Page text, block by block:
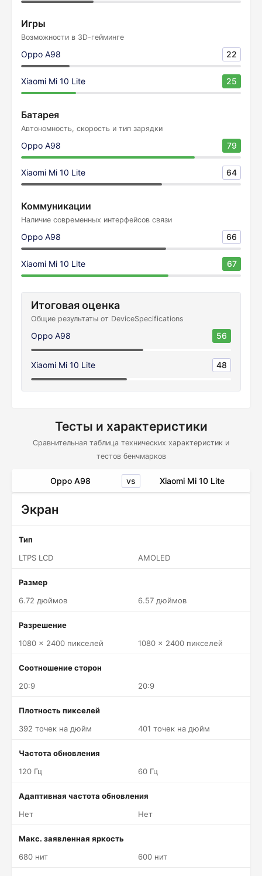
Игры
Возможности в 3D-гейминге
Oppo A98 22
Xiaomi Mi 10 Lite 25
Батарея
Автономность, скорость и тип зарядки
Oppo A98 79
Xiaomi Mi 10 Lite 64
Коммуникации
Наличие современных интерфейсов связи
Oppo A98 66
Xiaomi Mi 10 Lite 67
Итоговая оценка
Общие результаты от DeviceSpecifications
Oppo A98 56
Xiaomi Mi 10 Lite 48
Тесты и характеристики
Сравнительная таблица технических характеристик и
тестов бенчмарков
Oppo A98 vs Xiaomi Mi 10 Lite
Экран
Тип
LTPS LCD
AMOLED
Размер
6.72 дюймов
6.57 дюймов
Разрешение
1080 x 2400 пикселей
1080 x 2400 пикселей
Соотношение сторон
20:9
20:9
Плотность пикселей
392 точек на дюйм
401 точек на дюйм
Частота обновления
120 Гц
60 Гц
Адаптивная частота обновления
Нет
Нет
Макс. заявленная яркость
680 нит
600 нит